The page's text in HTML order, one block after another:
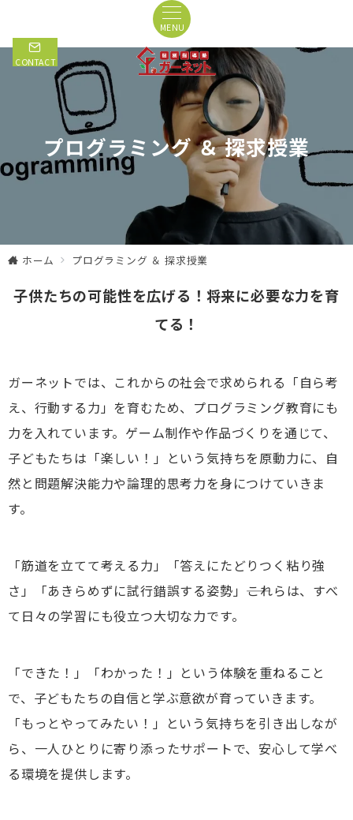
MENU
CONTACT
プログラミング ＆ 探求授業
ホーム プログラミング ＆ 探求授業
子供たちの可能性を広げる！将来に必要な力を育
てる！
ガーネットでは、これからの社会で求められる「自ら考
え、行動する力」を育むため、プログラミング教育にも
力を入れています。ゲーム制作や作品づくりを通じて、
子どもたちは「楽しい！」という気持ちを原動力に、自
然と問題解決能力や論理的思考力を身につけていきま
す。
「筋道を立てて考える力」「答えにたどりつく粘り強
さ」「あきらめずに試行錯誤する姿勢」――これらは、すべ
て日々の学習にも役立つ大切な力です。
「できた！」「わかった！」という体験を重ねること
で、子どもたちの自信と学ぶ意欲が育っていきます。
「もっとやってみたい！」という気持ちを引き出しなが
ら、一人ひとりに寄り添ったサポートで、安心して学べ
る環境を提供します。